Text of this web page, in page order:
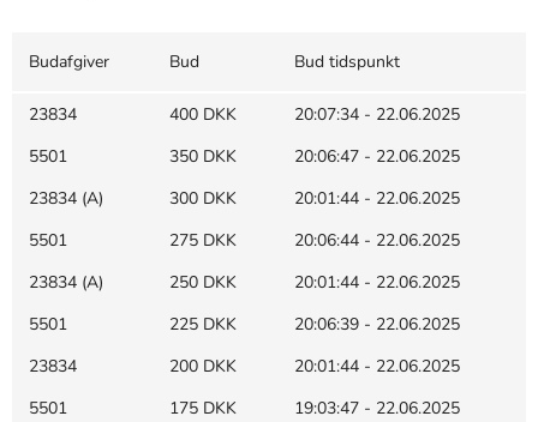
Budafgiver Bud Bud tidspunkt
23834 400 DKK
20:07:34 - 22.06.2025
5501
350 DKK
20:06:47 - 22.06.2025
23834 (A)
300 DKK
20:01:44 - 22.06.2025
5501
275 DKK
20:06:44 - 22.06.2025
23834 (A)
250 DKK
20:01:44 - 22.06.2025
5501
225 DKK
20:06:39 - 22.06.2025
23834
200 DKK
20:01:44 - 22.06.2025
5501
175 DKK
19:03:47 - 22.06.2025